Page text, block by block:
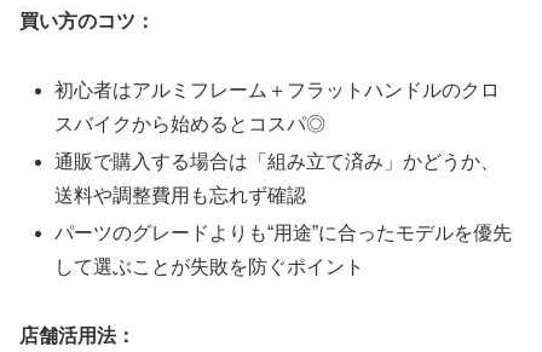
買い方のコツ：
初心者はアルミフレーム＋フラットハンドルのクロ
スバイクから始めるとコスパ◎
通販で購入する場合は「組み立て済み」かどうか、
送料や調整費用も忘れず確認
パーツのグレードよりも“用途”に合ったモデルを優先
して選ぶことが失敗を防ぐポイント
店舗活用法：